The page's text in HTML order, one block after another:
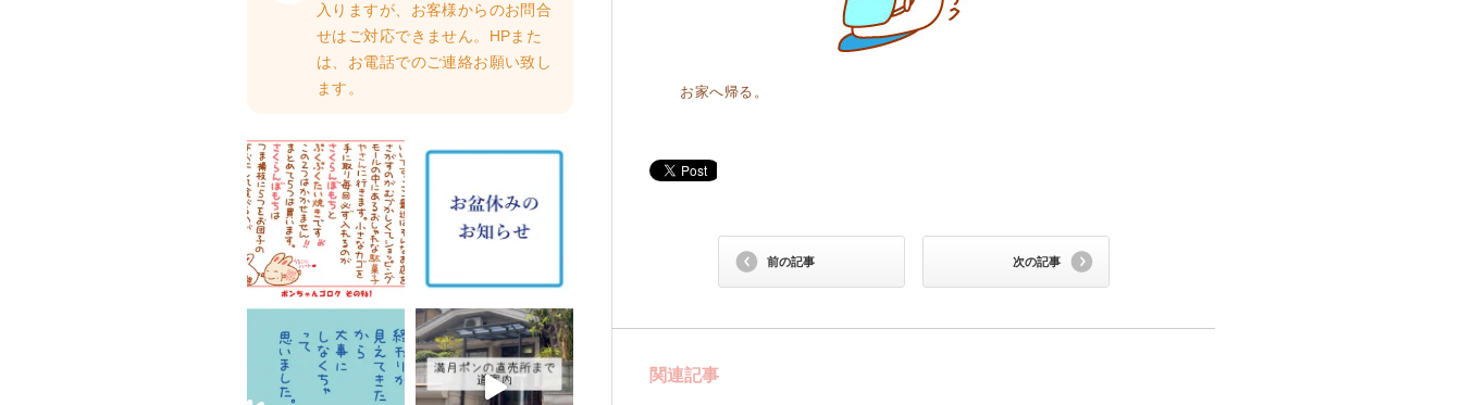
お家へ帰る。
前の記事 次の記事
関連記事
入りますが、お客様からのお問合
せはご対応できません。HPまた
は、お電話でのご連絡お願い致し
ます。